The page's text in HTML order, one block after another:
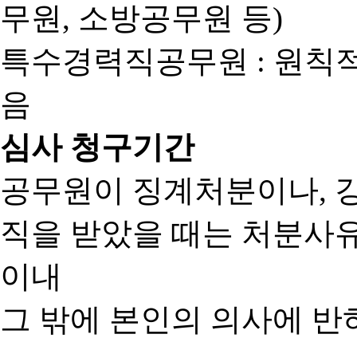
무원, 소방공무원 등)
특수경력직공무원 : 원칙
음
심사 청구기간
공무원이 징계처분이나,
직을 받았을 때는 처분사
이내
그 밖에 본인의 의사에